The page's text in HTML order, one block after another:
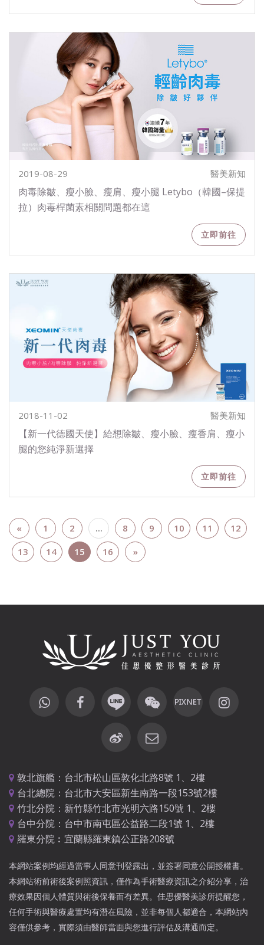
2019-08-29 醫美新知
肉毒除皺、瘦小臉、瘦肩、瘦小腿 Letybo（韓國–保提
拉）肉毒桿菌素相關問題都在這
立即前往
2018-11-02 醫美新知
【新一代德國天使】給想除皺、瘦小臉、瘦香肩、瘦小
腿的您純淨新選擇
立即前往
« 1 2 ... 8 9 10 11
12
13
14 15 16 »
敦北旗艦：台北市松山區敦化北路8號 1、2樓
台北總院：台北市大安區新生南路一段153號2樓
竹北分院：新竹縣竹北市光明六路150號 1、2樓
台中分院：台中市南屯區公益路二段1號 1、2樓
羅東分院︰宜蘭縣羅東鎮公正路208號
本網站案例均經過當事人同意刊登露出，並簽署同意公開授權書。
本網站術前術後案例照資訊，僅作為手術醫療資訊之介紹分享，治
療效果因個人體質與術後保養而有差異。佳思優醫美診所提醒您，
任何手術與醫療處置均有潛在風險，並非每個人都適合，本網站內
容僅供參考，實際須由醫師當面與您進行評估及溝通而定。